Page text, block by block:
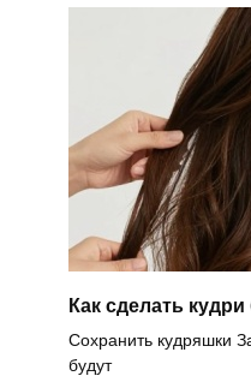
Как сделать
Сохранить кудряшки
будут